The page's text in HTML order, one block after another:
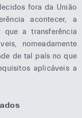
fora da União
acontecer, a
que a transferência
nomeadamente
de tal país no que
aplicáveis a